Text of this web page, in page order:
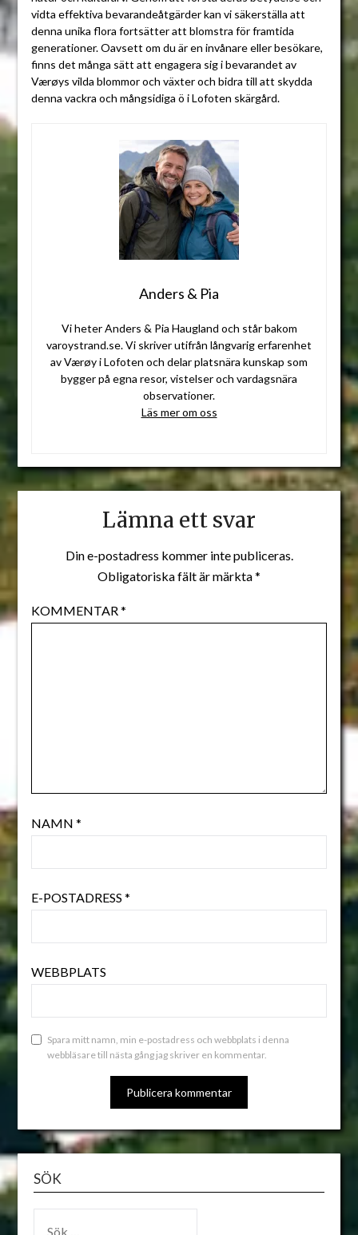
vidta effektiva bevarandeåtgärder kan vi säkerställa att
denna unika flora fortsätter att blomstra för framtida
generationer. Oavsett om du är en invånare eller besökare,
finns det många sätt att engagera sig i bevarandet av
Værøys vilda blommor och växter och bidra till att skydda
denna vackra och mångsidiga ö i Lofoten skärgård.
Anders & Pia
Vi heter Anders & Pia Haugland och står bakom
varoystrand.se. Vi skriver utifrån långvarig erfarenhet
av Værøy i Lofoten och delar platsnära kunskap som
bygger på egna resor, vistelser och vardagsnära
observationer.
Läs mer om oss
Lämna ett svar
Din e-postadress kommer inte publiceras.
Obligatoriska fält är märkta*
KOMMENTAR*
NAMN *
E-POSTADRESS *
WEBBPLATS
Spara mitt namn, min e-postadress och webbplats i denna
webbläsare till nästa gång jag skriver en kommentar.
ALTERNATIVE:
SÖK